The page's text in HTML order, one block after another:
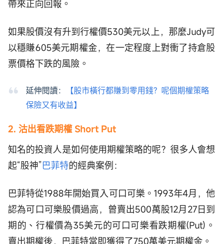
帶來正向回報。
如果股價沒有升到行權價530美元以上，那麼Judy可
以穩賺605美元期權金，在一定程度上對衝了持倉股
票價格下跌的風險。
延伸閱讀：
【股市橫行都賺到零用錢？呢個期權策略
保險又有收益】
2. 沽出看跌期權 Short Put
知名的投資人是如何使用期權策略的呢？很多人會想
起“股神”巴菲特的經典案例：
巴菲特從1988年開始買入可口可樂。1993年4月，他
認為可口可樂股價過高，曾賣出500萬股12月27日到
期的、行權價為35美元的可口可樂看跌期權(Put)。
賣出期權後，巴菲特當即獲得了750萬美元期權金。